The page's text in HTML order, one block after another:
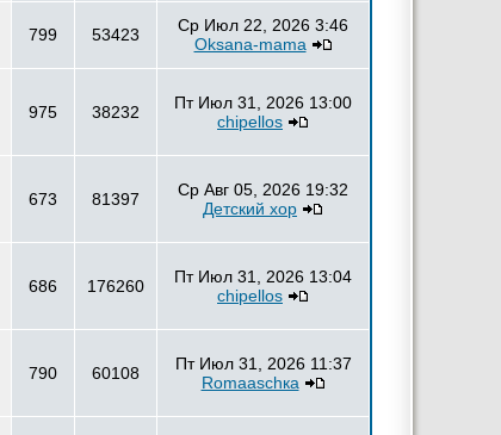
799 53423
Ср Июл 22, 2026 3:46
Oksana-mama
975 38232
Пт Июл 31, 2026 13:00
chipellos
673 81397
Ср Авг 05, 2026 19:32
Детский хор
686 176260
Пт Июл 31, 2026 13:04
chipellos
790 60108
Пт Июл 31, 2026 11:37
Romaаschка